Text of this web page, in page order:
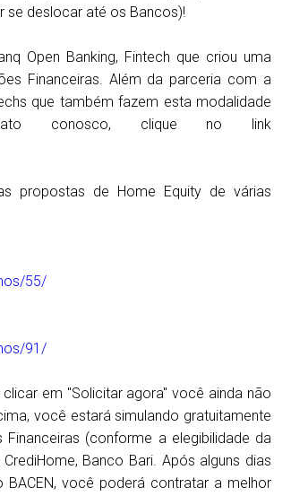
se deslocar até os Bancos)!
Open Banking, Fintech que criou uma
Financeiras. Além da parceria com a
que também fazem esta modalidade
conosco, clique no link
propostas de Home Equity de várias
55/
91/
em "Solicitar agora" você ainda não
você estará simulando gratuitamente
(conforme a elegibilidade da
Banco Bari. Após alguns dias
você poderá contratar a melhor